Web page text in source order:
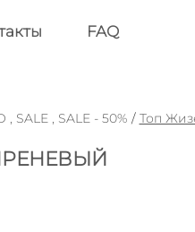
FAQ
, SALE, SALE - 50% / Топ